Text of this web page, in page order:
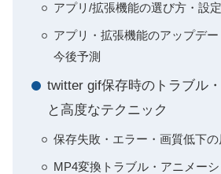
アプリ/拡張機能の選び方・設
アプリ・拡張機能のアップデー
今後予測
twitter gif保存時のトラブル
と高度なテクニック
保存失敗・エラー・画質低下
MP4変換トラブル・アニメー